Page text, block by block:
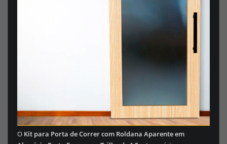
O Kit para Porta de Correr com Roldana Aparente em